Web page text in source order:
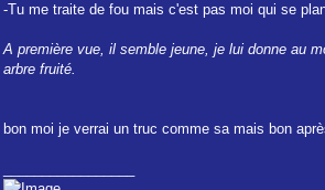
-Tu me traite de fou mais c'est pas moi qui se
A première vue, il semble jeune, je lui donne au
arbre fruité.
bon moi je verrai un truc comme sa mais bon